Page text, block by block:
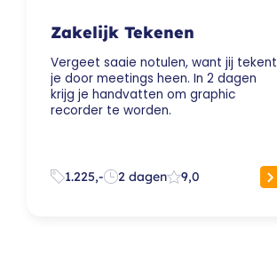
Zakelijk Tekenen
Vergeet saaie notulen, want jij tekent
je door meetings heen. In 2 dagen
krijg je handvatten om graphic
recorder te worden.
1.225,- 2 dagen 9,0